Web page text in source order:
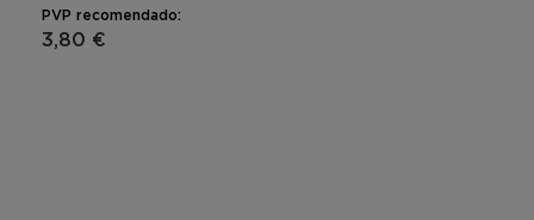
PVP recomendado:
3,80 €